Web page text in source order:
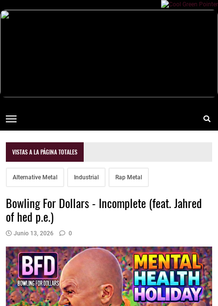
VISTAS A LA PÁGINA TOTALES
Alternative Metal Industrial Rap Metal
Bowling For Dollars - Incomplete (feat. Jahred
of hed p.e.)
Junio 13, 2026 0